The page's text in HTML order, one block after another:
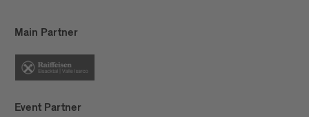
Main Partner
Event Partner